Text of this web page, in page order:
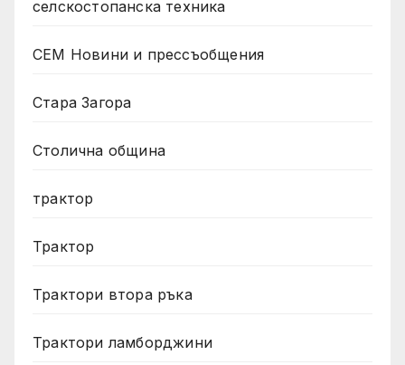
селскостопанска техника
СЕМ Новини и прессъобщения
Стара Загора
Столична община
трактор
Трактор
Трактори втора ръка
Трактори ламборджини